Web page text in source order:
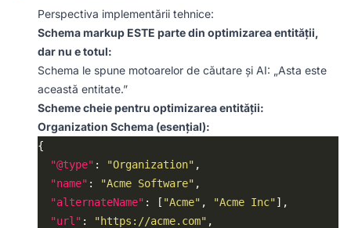
Perspectiva implementării tehnice:
Schema markup ESTE parte din optimizarea entității,
dar nu e totul:
Schema le spune motoarelor de căutare și AI: „Asta este
această entitate.”
Scheme cheie pentru optimizarea entității:
Organization Schema (esențial):
"@type" : "Organization"
"name" : "Acme Software"
"alternateName" : [ "Acme" , "Acme Inc"
"url" : "https://acme.com"